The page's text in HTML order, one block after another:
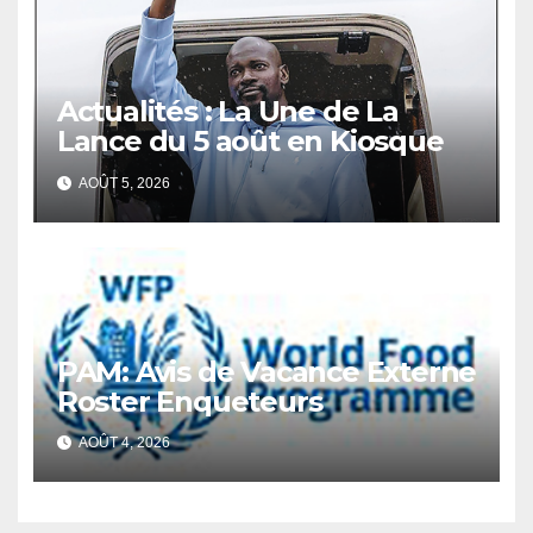
Actualités : La Une de La
Lance du 5 août en Kiosque
AOÛT 5, 2026
PAM: Avis de Vacance Externe
Roster Enqueteurs
AOÛT 4, 2026